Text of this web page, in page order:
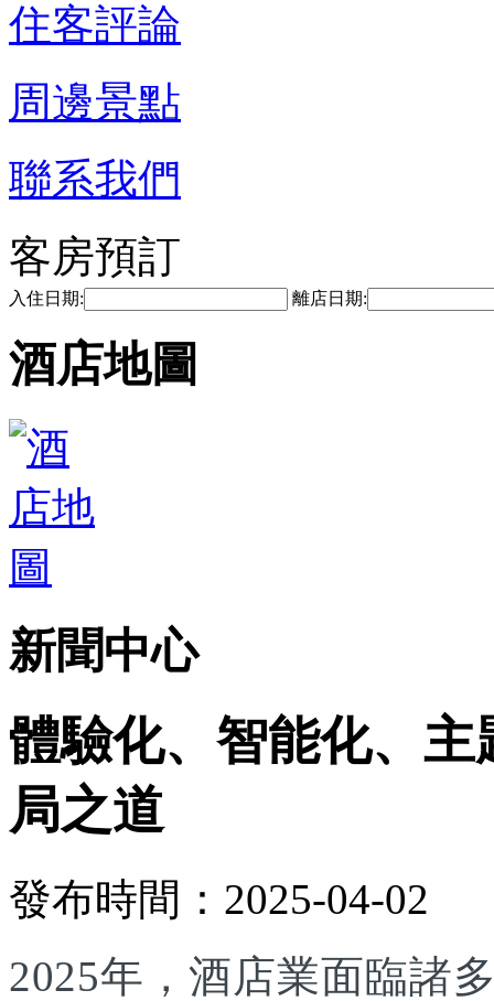
住客評論
周邊景點
聯系我們
客房預訂
入住日期: 離店日期:
酒店地圖
新聞中心
體驗化、智能化、
局之道
發布時間：2025-04-02
2025年，酒店業面臨諸